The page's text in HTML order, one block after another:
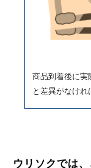
商品到着後に実
と差異がなけれ
ウリソクでは